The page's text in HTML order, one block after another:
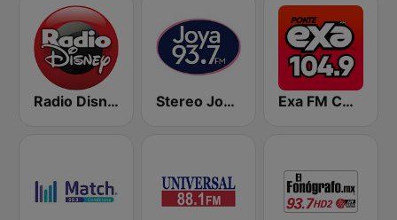
Radio Disney México Stereo Joya FM Exa FM CDMX